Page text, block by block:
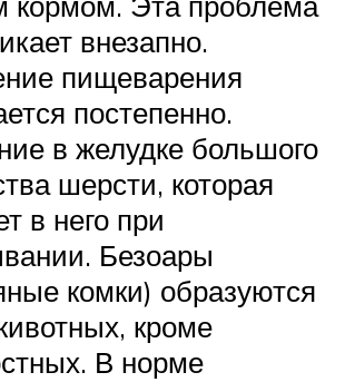
внезапно.
пищеварения
постепенно.
в желудке большого
шерсти, которая
в него при
Безоары
комки) образуются
кроме
В норме